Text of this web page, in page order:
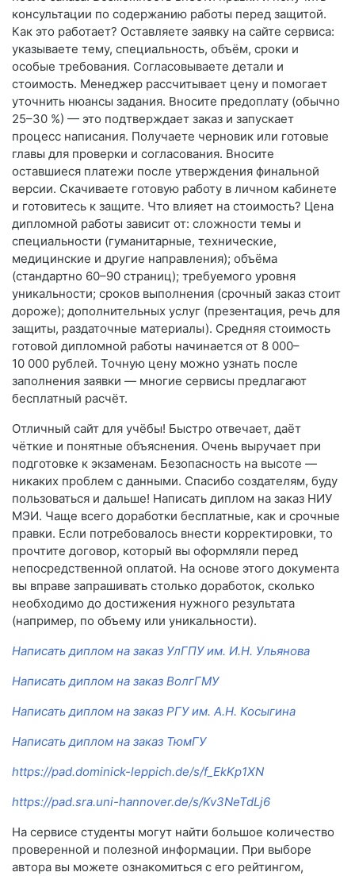
консультации по содержанию работы перед защитой.
Как это работает? Оставляете заявку на сайте сервиса:
указываете тему, специальность, объём, сроки и
особые требования. Согласовываете детали и
стоимость. Менеджер рассчитывает цену и помогает
уточнить нюансы задания. Вносите предоплату (обычно
25–30 %) — это подтверждает заказ и запускает
процесс написания. Получаете черновик или готовые
главы для проверки и согласования. Вносите
оставшиеся платежи после утверждения финальной
версии. Скачиваете готовую работу в личном кабинете
и готовитесь к защите. Что влияет на стоимость? Цена
дипломной работы зависит от: сложности темы и
специальности (гуманитарные, технические,
медицинские и другие направления); объёма
(стандартно 60–90 страниц); требуемого уровня
уникальности; сроков выполнения (срочный заказ стоит
дороже); дополнительных услуг (презентация, речь для
защиты, раздаточные материалы). Средняя стоимость
готовой дипломной работы начинается от 8 000–
10 000 рублей. Точную цену можно узнать после
заполнения заявки — многие сервисы предлагают
бесплатный расчёт.
Отличный сайт для учёбы! Быстро отвечает, даёт
чёткие и понятные объяснения. Очень выручает при
подготовке к экзаменам. Безопасность на высоте —
никаких проблем с данными. Спасибо создателям, буду
пользоваться и дальше! Написать диплом на заказ НИУ
МЭИ. Чаще всего доработки бесплатные, как и срочные
правки. Если потребовалось внести корректировки, то
прочтите договор, который вы оформляли перед
непосредственной оплатой. На основе этого документа
вы вправе запрашивать столько доработок, сколько
необходимо до достижения нужного результата
(например, по объему или уникальности).
Написать диплом на заказ УлГПУ им. И.Н. Ульянова
Написать диплом на заказ ВолгГМУ
Написать диплом на заказ РГУ им. А.Н. Косыгина
Написать диплом на заказ ТюмГУ
https://pad.dominick-leppich.de/s/f_EkKp1XN
https://pad.sra.uni-hannover.de/s/Kv3NeTdLj6
На сервисе студенты могут найти большое количество
проверенной и полезной информации. При выборе
автора вы можете ознакомиться с его рейтингом,